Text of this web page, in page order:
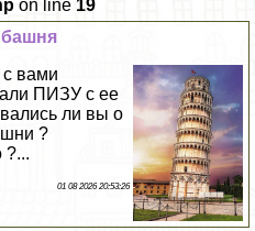
on line 19
вами
ПИЗУ с ее
ли вы о
?
?...
01 08 2026 20:53:26